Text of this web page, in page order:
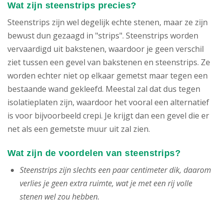
Wat zijn steenstrips precies?
Steenstrips zijn wel degelijk echte stenen, maar ze zijn
bewust dun gezaagd in "strips". Steenstrips worden
vervaardigd uit bakstenen, waardoor je geen verschil
ziet tussen een gevel van bakstenen en steenstrips. Ze
worden echter niet op elkaar gemetst maar tegen een
bestaande wand gekleefd. Meestal zal dat dus tegen
isolatieplaten zijn, waardoor het vooral een alternatief
is voor bijvoorbeeld crepi. Je krijgt dan een gevel die er
net als een gemetste muur uit zal zien.
Wat zijn de voordelen van steenstrips?
Steenstrips zijn slechts een paar centimeter dik, daarom
verlies je geen extra ruimte, wat je met een rij volle
stenen wel zou hebben.